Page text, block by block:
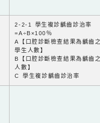
2-2-1 學生複診齲齒診治率
=A÷B×100％
A【口腔診斷檢查結果為齲齒
學生人數】
B【口腔診斷檢查結果為齲齒
人數】
C 學生複診齲齒診治率